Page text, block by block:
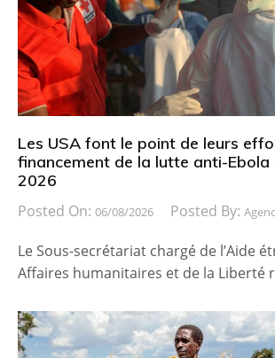
Les USA font le point de leurs
financement de la lutte anti-Ebola
2026
Posted On: 06/08/2026 Posted By:
Le Sous-secrétariat chargé de l’Aide
Affaires humanitaires et de la Liberté